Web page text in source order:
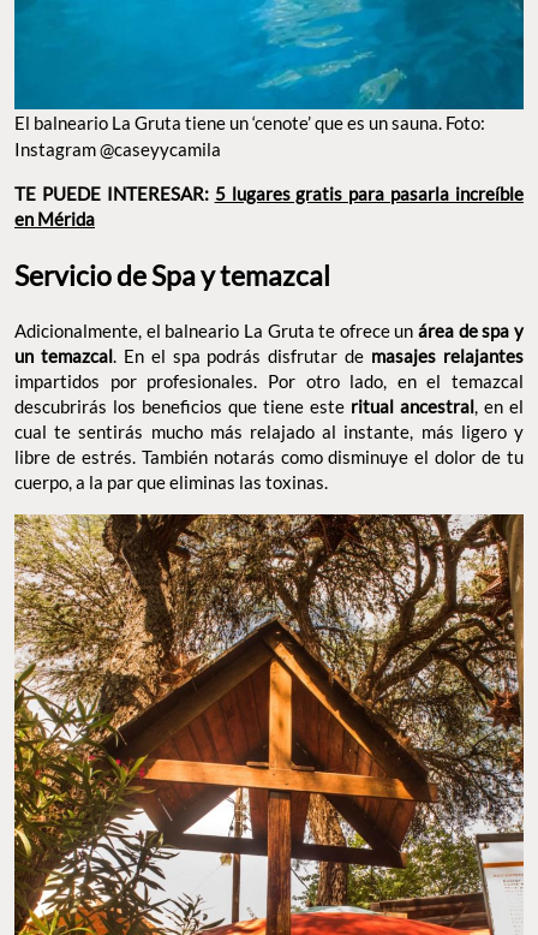
El balneario La Gruta tiene un ‘cenote’ que es un sauna. Foto:
Instagram @caseyycamila
TE PUEDE INTERESAR: 5 lugares gratis para pasarla increíble
en Mérida
Servicio de Spa y temazcal
Adicionalmente, el balneario La Gruta te ofrece unárea de spa y
un temazcal. En el spa podrás disfrutar de masajes relajantes
impartidos por profesionales. Por otro lado, en el temazcal
descubrirás los beneficios que tiene este ritual ancestral, en el
cual te sentirás mucho más relajado al instante, más ligero y
libre de estrés. También notarás como disminuye el dolor de tu
cuerpo, a la par que eliminas las toxinas.